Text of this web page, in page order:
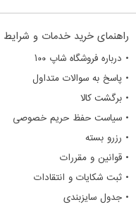
راهنمای خرید خدمات و شرایط
• درباره فروشگاه شاپ ۱۰۰
• پاسخ به سوالات متداول
• برگشت کالا
• سیاست حفظ حریم خصوصی
• رزرو بسته
• قوانین و مقررات
• ثبت شکایات و انتقادات
• جدول سایزبندی